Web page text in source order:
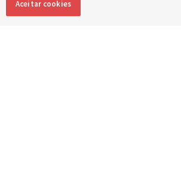
Aceitar cookies